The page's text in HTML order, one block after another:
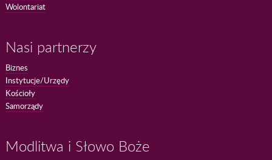
Wolontariat
Nasi partnerzy
Biznes
Instytucje/Urzędy
Kościoły
Samorządy
Modlitwa i Słowo Boże